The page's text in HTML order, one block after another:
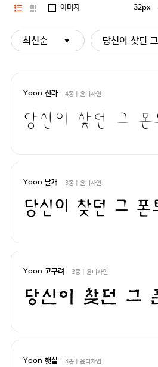
이미지
32px
최신순 당신이 찾던
Yoon 신라 4종 | 윤디자인
Yoon 날개 3종 | 윤디자인
Yoon 고구려 3종 | 윤디자인
Yoon 햇살 3종 | 윤디자인